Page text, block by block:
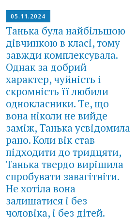
05.11.2024
Танька була найбільшою
дівчинкою в класі, тому
завжди комплексувала.
Однак за добрий
характер, чуйність і
скромність її любили
однокласники. Те, що
вона ніколи не вийде
заміж, Танька усвідомила
рано. Коли вік став
підходити до тридцяти,
Танька твердо вирішила
спробувати завагітніти.
Не хотіла вона
залишатися і без
чоловіка, і без дітей.